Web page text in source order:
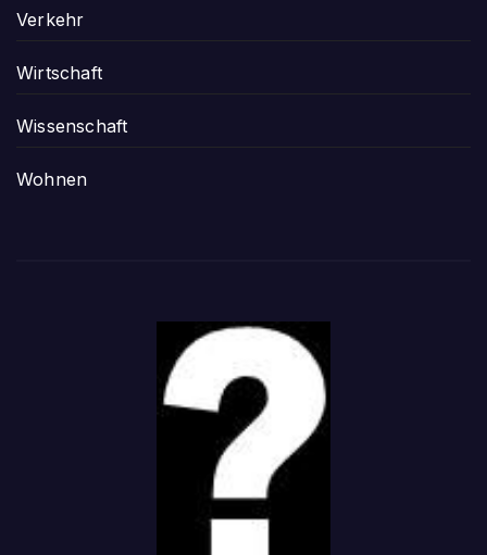
Verkehr
Wirtschaft
Wissenschaft
Wohnen